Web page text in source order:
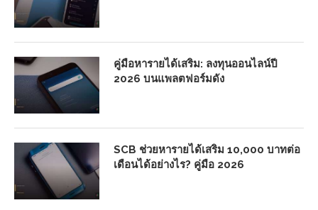
คู่มือหารายได้เสริม: ลงทุนออนไลน์ปี
2026 บนแพลตฟอร์มดัง
SCB ช่วยหารายได้เสริม 10,000 บาทต่อ
เดือนได้อย่างไร? คู่มือ 2026